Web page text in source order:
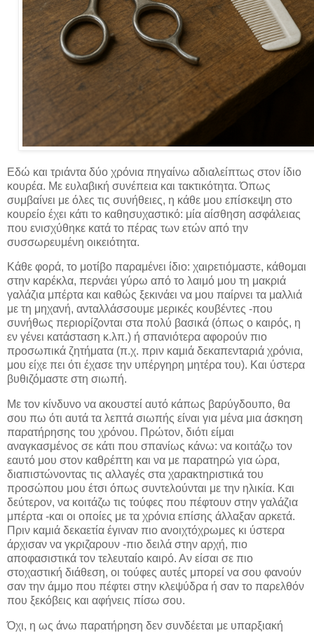
Εδώ και τριάντα δύο χρόνια πηγαίνω αδιαλείπτως στον ίδιο
κουρέα. Με ευλαβική συνέπεια και τακτικότητα. Όπως
συμβαίνει με όλες τις συνήθειες, η κάθε μου επίσκεψη στο
κουρείο έχει κάτι το καθησυχαστικό: μία αίσθηση ασφάλειας
που ενισχύθηκε κατά το πέρας των ετών από την
συσσωρευμένη οικειότητα.
Κάθε φορά, το μοτίβο παραμένει ίδιο: χαιρετιόμαστε, κάθομαι
στην καρέκλα, περνάει γύρω από το λαιμό μου τη μακριά
γαλάζια μπέρτα και καθώς ξεκινάει να μου παίρνει τα μαλλιά
με τη μηχανή, ανταλλάσσουμε μερικές κουβέντες -που
συνήθως περιορίζονται στα πολύ βασικά (όπως ο καιρός, η
εν γένει κατάσταση κ.λπ.) ή σπανιότερα αφορούν πιο
προσωπικά ζητήματα (π.χ. πριν καμιά δεκαπενταριά χρόνια,
μου είχε πει ότι έχασε την υπέργηρη μητέρα του). Και ύστερα
βυθιζόμαστε στη σιωπή.
Με τον κίνδυνο να ακουστεί αυτό κάπως βαρύγδουπο, θα
σου πω ότι αυτά τα λεπτά σιωπής είναι για μένα μια άσκηση
παρατήρησης του χρόνου. Πρώτον, διότι είμαι
αναγκασμένος σε κάτι που σπανίως κάνω: να κοιτάζω τον
εαυτό μου στον καθρέπτη και να με παρατηρώ για ώρα,
διαπιστώνοντας τις αλλαγές στα χαρακτηριστικά του
προσώπου μου έτσι όπως συντελούνται με την ηλικία. Και
δεύτερον, να κοιτάζω τις τούφες που πέφτουν στην γαλάζια
μπέρτα -και οι οποίες με τα χρόνια επίσης άλλαξαν αρκετά.
Πριν καμιά δεκαετία έγιναν πιο ανοιχτόχρωμες κι ύστερα
άρχισαν να γκριζαρουν -πιο δειλά στην αρχή, πιο
αποφασιστικά τον τελευταίο καιρό. Αν είσαι σε πιο
στοχαστική διάθεση, οι τούφες αυτές μπορεί να σου φανούν
σαν την άμμο που πέφτει στην κλεψύδρα ή σαν το παρελθόν
που ξεκόβεις και αφήνεις πίσω σου.
Όχι, η ως άνω παρατήρηση δεν συνδέεται με υπαρξιακή